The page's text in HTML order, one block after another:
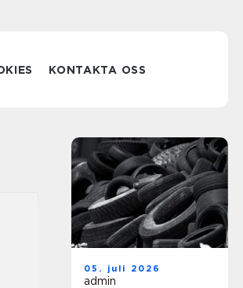
KONTAKTA OSS
05. juli 2026
admin